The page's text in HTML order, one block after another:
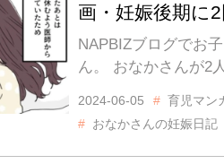
画・妊娠後期に2
NAPBIZブログでお
ん。 おなかさんが
2024-06-05 育児マン
おなかさんの妊娠日記